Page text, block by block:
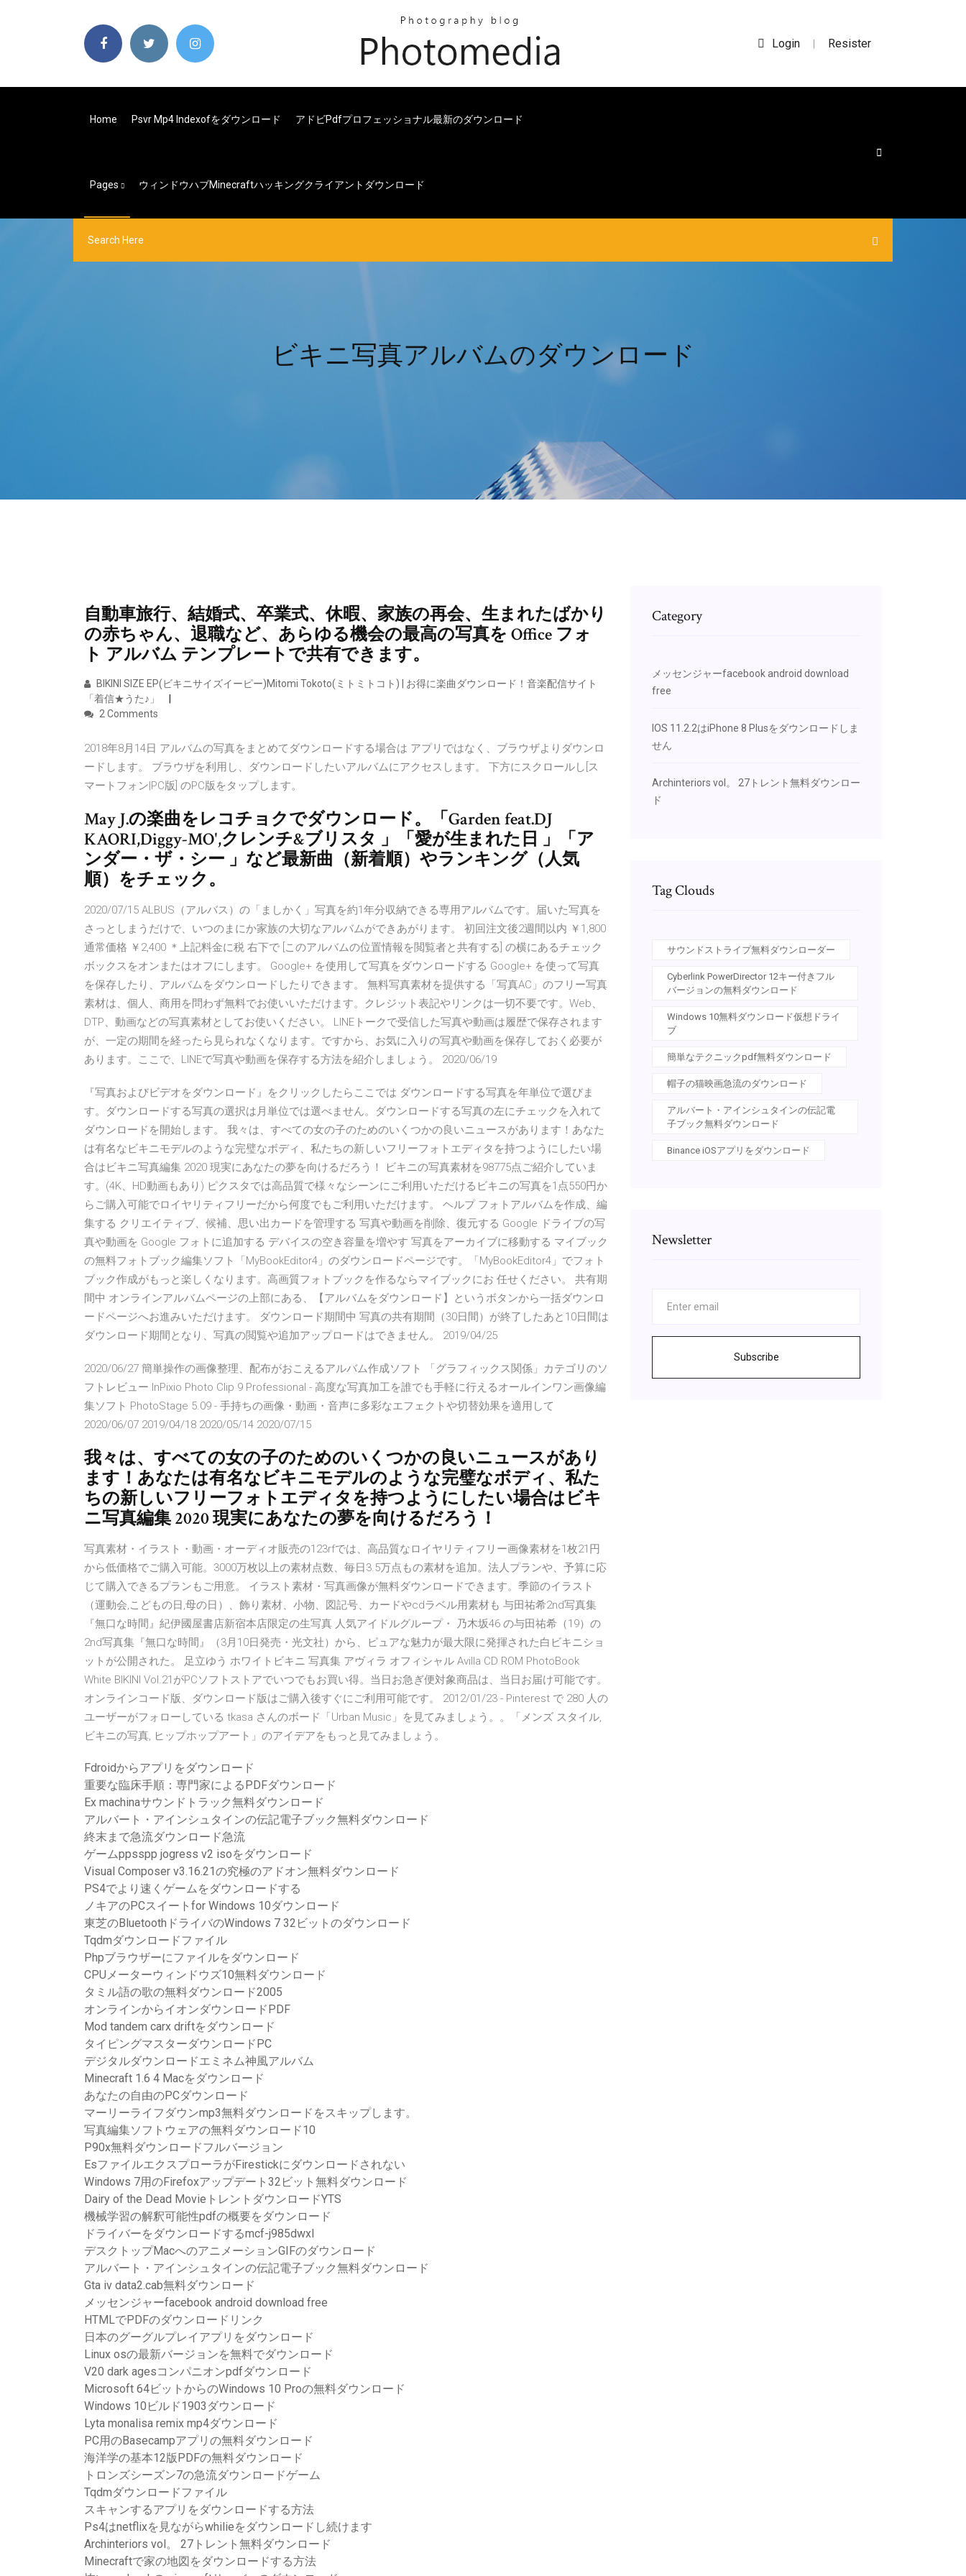
Login | Resister
Home Psvr Mp4 Indexofをダウンロード アドビpdfプロフェッショナル最新のダウンロード
Pages ウィンドウハブMinecraftハッキングクライアントダウンロード
ビキニ写真アルバムのダウンロード
自動車旅行、結婚式、卒業式、休暇、家族の再会、生まれたばかり
の赤ちゃん、退職など、あらゆる機会の最高の写真を Office フォ
ト アルバム テンプレートで共有できます。
BIKINI SIZE EP(ビキニサイズイーピー)Mitomi Tokoto(ミトミトコト) | お得に楽曲ダウンロード！音楽配信サイト
「着信★うた♪」
2 Comments
2018年8月14日 アルバムの写真をまとめてダウンロードする場合は アプリではなく、ブラウザよりダウンロ
ードします。 ブラウザを利用し、ダウンロードしたいアルバムにアクセスします。 下方にスクロールし[ス
マートフォン|PC版] のPC版をタップします。
May J.の楽曲をレコチョクでダウンロード。「Garden feat.DJ
KAORI,Diggy-MO',クレンチ&ブリスタ 」「愛が生まれた日 」「ア
ンダー・ザ・シー 」など最新曲（新着順）やランキング（人気
順）をチェック。
2020/07/15 ALBUS（アルバス）の「ましかく」写真を約1年分収納できる専用アルバムです。届いた写真を
さっとしまうだけで、いつのまにか家族の大切なアルバムができあがります。 初回注文後2週間以内 ￥1,800
通常価格 ￥2,400 ＊上記料金に税 右下で [このアルバムの位置情報を閲覧者と共有する] の横にあるチェック
ボックスをオンまたはオフにします。 Google+ を使用して写真をダウンロードする Google+ を使って写真
を保存したり、アルバムをダウンロードしたりできます。 無料写真素材を提供する「写真AC」のフリー写真
素材は、個人、商用を問わず無料でお使いいただけます。クレジット表記やリンクは一切不要です。Web、
DTP、動画などの写真素材としてお使いください。 LINEトークで受信した写真や動画は履歴で保存されます
が、一定の期間を経ったら見られなくなります。ですから、お気に入りの写真や動画を保存しておく必要が
あります。ここで、LINEで写真や動画を保存する方法を紹介しましょう。 2020/06/19
『写真およびビデオをダウンロード』をクリックしたらここでは ダウンロードする写真を年単位で選びま
す。ダウンロードする写真の選択は月単位では選べません。ダウンロードする写真の左にチェックを入れて
ダウンロードを開始します。 我々は、すべての女の子のためのいくつかの良いニュースがあります！あなた
は有名なビキニモデルのような完璧なボディ、私たちの新しいフリーフォトエディタを持つようにしたい場
合はビキニ写真編集 2020 現実にあなたの夢を向けるだろう！ ビキニの写真素材を98775点ご紹介していま
す。(4K、HD動画もあり) ピクスタでは高品質で様々なシーンにご利用いただけるビキニの写真を1点550円か
らご購入可能でロイヤリティフリーだから何度でもご利用いただけます。 ヘルプ フォトアルバムを作成、編
集する クリエイティブ、候補、思い出カードを管理する 写真や動画を削除、復元する Google ドライブの写
真や動画を Google フォトに追加する デバイスの空き容量を増やす 写真をアーカイブに移動する マイブック
の無料フォトブック編集ソフト「MyBookEditor4」のダウンロードページです。「MyBookEditor4」でフォト
ブック作成がもっと楽しくなります。高画質フォトブックを作るならマイブックにお 任せください。 共有期
間中 オンラインアルバムページの上部にある、【アルバムをダウンロード】というボタンから一括ダウンロ
ードページへお進みいただけます。 ダウンロード期間中 写真の共有期間（30日間）が終了したあと10日間は
ダウンロード期間となり、写真の閲覧や追加アップロードはできません。 2019/04/25
2020/06/27 簡単操作の画像整理、配布がおこえるアルバム作成ソフト 「グラフィックス関係」カテゴリのソ
フトレビュー InPixio Photo Clip 9 Professional - 高度な写真加工を誰でも手軽に行えるオールインワン画像編
集ソフト PhotoStage 5.09 - 手持ちの画像・動画・音声に多彩なエフェクトや切替効果を適用して
2020/06/07 2019/04/18 2020/05/14 2020/07/15
我々は、すべての女の子のためのいくつかの良いニュースがあり
ます！あなたは有名なビキニモデルのような完璧なボディ、私た
ちの新しいフリーフォトエディタを持つようにしたい場合はビキ
ニ写真編集 2020 現実にあなたの夢を向けるだろう！
写真素材・イラスト・動画・オーディオ販売の123rfでは、高品質なロイヤリティフリー画像素材を1枚21円
から低価格でご購入可能。3000万枚以上の素材点数、毎日3.5万点もの素材を追加。法人プランや、予算に応
じて購入できるプランもご用意。 イラスト素材・写真画像が無料ダウンロードできます。季節のイラスト
（運動会,こどもの日,母の日）、飾り素材、小物、図記号、カードやcdラベル用素材も 与田祐希2nd写真集
『無口な時間』紀伊國屋書店新宿本店限定の生写真 人気アイドルグループ・ 乃木坂46 の与田祐希（19）の
2nd写真集『無口な時間』（3月10日発売・光文社）から、ピュアな魅力が最大限に発揮された白ビキニショ
ットが公開された。 足立ゆう ホワイトビキニ 写真集 アヴィラ オフィシャル Avilla CD ROM PhotoBook
White BIKINI Vol.21がPCソフトストアでいつでもお買い得。当日お急ぎ便対象商品は、当日お届け可能です。
オンラインコード版、ダウンロード版はご購入後すぐにご利用可能です。 2012/01/23 - Pinterest で 280 人の
ユーザーがフォローしている tkasa さんのボード「Urban Music」を見てみましょう。。「メンズ スタイル,
ビキニの写真, ヒップホップアート」のアイデアをもっと見てみましょう。
Fdroidからアプリをダウンロード
重要な臨床手順：専門家によるPDFダウンロード
Ex machinaサウンドトラック無料ダウンロード
アルバート・アインシュタインの伝記電子ブック無料ダウンロード
終末まで急流ダウンロード急流
ゲームppsspp jogress v2 isoをダウンロード
Visual Composer v3.16.21の究極のアドオン無料ダウンロード
PS4でより速くゲームをダウンロードする
ノキアのPCスイートfor Windows 10ダウンロード
東芝のBluetoothドライバのWindows 7 32ビットのダウンロード
Tqdmダウンロードファイル
Phpブラウザーにファイルをダウンロード
CPUメーターウィンドウズ10無料ダウンロード
タミル語の歌の無料ダウンロード2005
オンラインからイオンダウンロードPDF
Mod tandem carx driftをダウンロード
タイピングマスターダウンロードPC
デジタルダウンロードエミネム神風アルバム
Minecraft 1.6 4 Macをダウンロード
あなたの自由のPCダウンロード
マーリーライフダウンmp3無料ダウンロードをスキップします。
写真編集ソフトウェアの無料ダウンロード10
P90x無料ダウンロードフルバージョン
EsファイルエクスプローラがFirestickにダウンロードされない
Windows 7用のFirefoxアップデート32ビット無料ダウンロード
Dairy of the Dead MovieトレントダウンロードYTS
機械学習の解釈可能性pdfの概要をダウンロード
ドライバーをダウンロードするmcf-j985dwxl
デスクトップMacへのアニメーションGIFのダウンロード
アルバート・アインシュタインの伝記電子ブック無料ダウンロード
Gta iv data2.cab無料ダウンロード
メッセンジャーfacebook android download free
HTMLでPDFのダウンロードリンク
日本のグーグルプレイアプリをダウンロード
Linux osの最新バージョンを無料でダウンロード
V20 dark agesコンパニオンpdfダウンロード
Microsoft 64ビットからのWindows 10 Proの無料ダウンロード
Windows 10ビルド1903ダウンロード
Lyta monalisa remix mp4ダウンロード
PC用のBasecampアプリの無料ダウンロード
海洋学の基本12版PDFの無料ダウンロード
トロンズシーズン7の急流ダウンロードゲーム
Tqdmダウンロードファイル
スキャンするアプリをダウンロードする方法
Ps4はnetflixを見ながらwhilieをダウンロードし続けます
Archinteriors vol。 27トレント無料ダウンロード
Minecraftで家の地図をダウンロードする方法
Category
メッセンジャーfacebook android download
free
IOS 11.2.2はiPhone 8 Plusをダウンロードしま
せん
Archinteriors vol。 27トレント無料ダウンロー
ド
Tag Clouds
サウンドストライプ無料ダウンローダー
Cyber​​link PowerDirector 12キー付きフル
バージョンの無料ダウンロード
Windows 10無料ダウンロード仮想ドライ
ブ
簡単なテクニックpdf無料ダウンロード
帽子の猫映画急流のダウンロード
アルバート・アインシュタインの伝記電
子ブック無料ダウンロード
Binance iOSアプリをダウンロード
Newsletter
Subscribe